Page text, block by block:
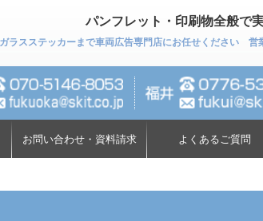
パンフレット・印刷物全般で
ラスステッカーまで車両広告専門店にお任せください
お問い合わせ・資料請求 よくあるご質問